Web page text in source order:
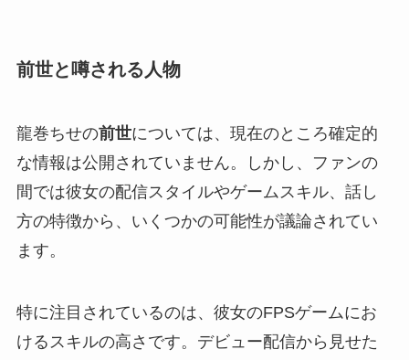
前世と噂される人物
龍巻ちせの前世については、現在のところ確定的
な情報は公開されていません。しかし、ファンの
間では彼女の配信スタイルやゲームスキル、話し
方の特徴から、いくつかの可能性が議論されてい
ます。
特に注目されているのは、彼女のFPSゲームにお
けるスキルの高さです。デビュー配信から見せた